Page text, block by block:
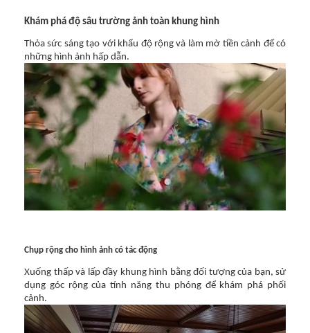
Khám phá độ sâu trường ảnh toàn khung hình
Thỏa sức sáng tạo với khẩu độ rộng và làm mờ tiền cảnh để có
những hình ảnh hấp dẫn.
Chụp rộng cho hình ảnh có tác động
Xuống thấp và lấp đầy khung hình bằng đối tượng của bạn, sử
dụng góc rộng của tính năng thu phóng để khám phá phối
cảnh.